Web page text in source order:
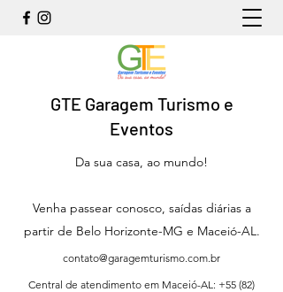
GTE Garagem Turismo e
Eventos
Da sua casa, ao mundo!
Venha passear conosco, saídas diárias a
partir de Belo Horizonte-MG e Maceió-AL.
contato@garagemturismo.com.br
Central de atendimento em Maceió-AL: +55 (82)